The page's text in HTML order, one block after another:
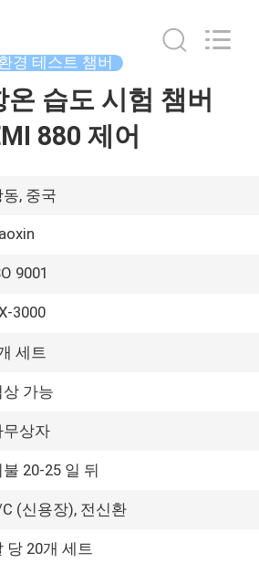
경 테스트 챔버
온 습도 시험 챔버
880 제어
동, 중국
9001
3000
세트
상 가능
무상자
불 20-25 일 뒤
(신용장), 전신환
당 20개 세트